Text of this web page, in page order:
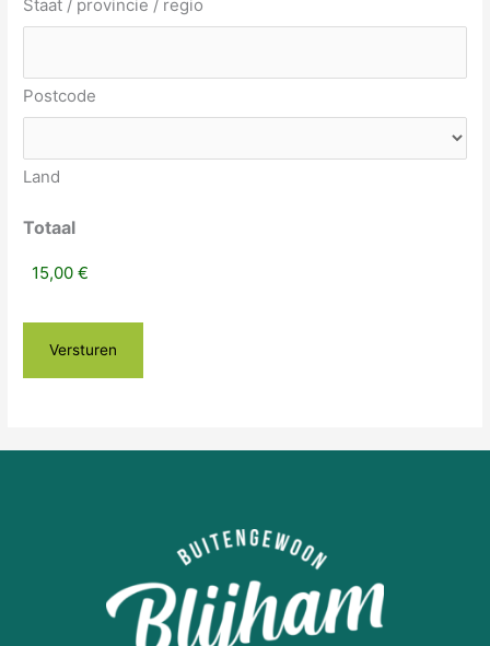
Staat / provincie / regio
Postcode
Land
Totaal